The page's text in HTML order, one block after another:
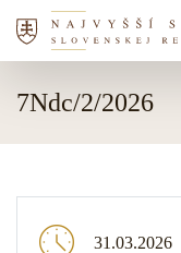
7Ndc/2/2026
31.03.2026